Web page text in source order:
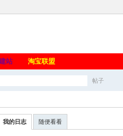
站 淘宝联盟
帖子
我的日志 随便看看